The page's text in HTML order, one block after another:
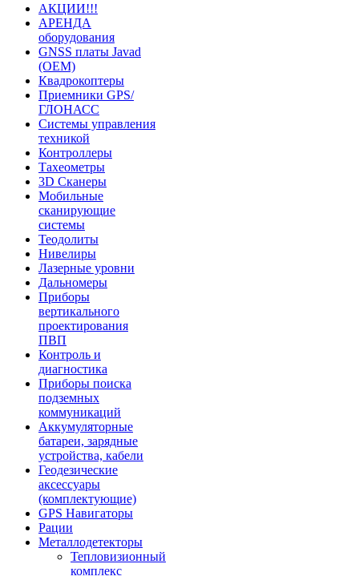
АКЦИИ!!!
АРЕНДА
оборудования
GNSS платы Javad
(OEM)
Квадрокоптеры
Приемники GPS/
ГЛОНАСС
Системы управления
техникой
Контроллеры
Тахеометры
3D Сканеры
Мобильные
сканирующие
системы
Теодолиты
Нивелиры
Лазерные уровни
Дальномеры
Приборы
вертикального
проектирования
ПВП
Контроль и
диагностика
Приборы поиска
подземных
коммуникаций
Аккумуляторные
батареи, зарядные
устройства, кабели
Геодезические
аксессуары
(комплектующие)
GPS Навигаторы
Рации
Металлодетекторы
Тепловизионный
комплекс